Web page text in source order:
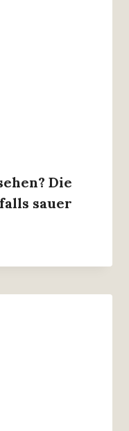
Die
sauer